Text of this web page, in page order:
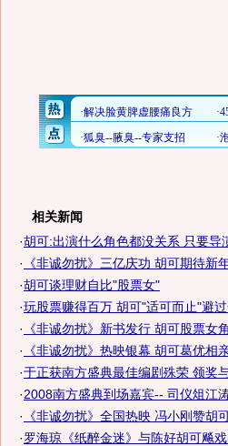
相关新闻
·胡可:出演什么角色都没关系 只要导
· 《非诚勿扰》三亿庆功 胡可期待新
·胡可谈理财自比"股票女"
·玩股票赚得百万 胡可"适可而止"避
· 《非诚勿扰》新书发行 胡可股票女
· 《非诚勿扰》热映银幕 胡可葛优相
·于正获南方盛典最佳编剧殊荣 领奖
·2008南方盛典到场嘉宾-- 司仪俎江
· 《非诚勿扰》全国热映 冯小刚赞胡
·罗海琼《纸醉金迷》与陈好胡可飚